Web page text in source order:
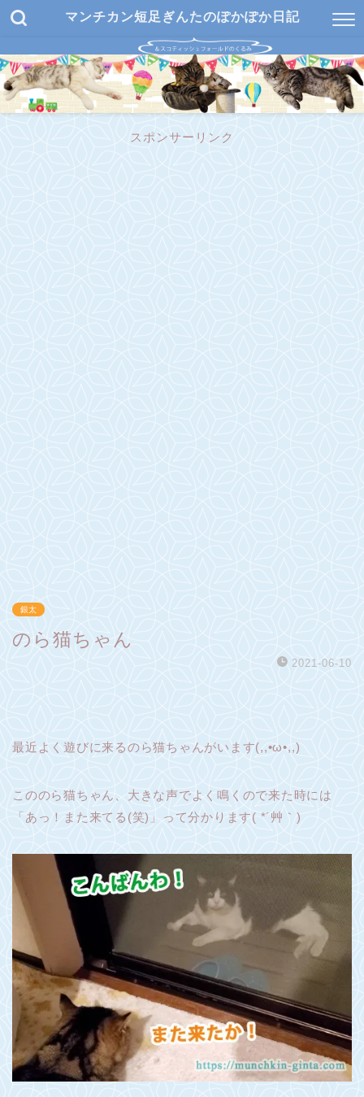
マンチカン短足ぎんたのぽかぽか日記
スポンサーリンク
銀太
のら猫ちゃん
2021-06-10
最近よく遊びに来るのら猫ちゃんがいます(,,•ω•,,)
こののら猫ちゃん、大きな声でよく鳴くので来た時には
「あっ！また来てる(笑)」って分かります( *´艸｀)